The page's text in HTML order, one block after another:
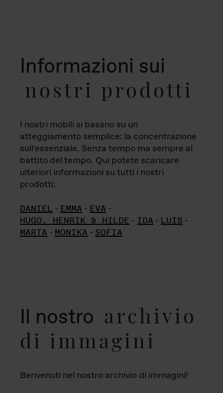
Informazioni sui
nostri prodotti
I nostri mobili si basano su un
atteggiamento semplice: la concentrazione
sull'essenziale. Senza tempo ma sempre al
battito del tempo. Qui potete scaricare
ulteriori informazioni su tutti i nostri
prodotti:
DANIEL - EMMA - EVA -
HUGO, HENRIK & HILDE - IDA - LUIS -
MARTA - MONIKA - SOFIA
Il nostro archivio
di immagini
Benvenuti nel nostro archivio di immagini!